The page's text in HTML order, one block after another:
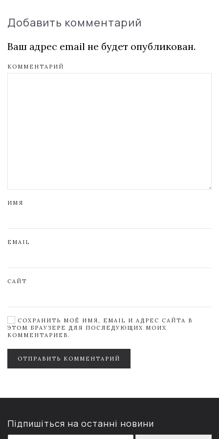
Добавить комментарий
Ваш адрес email не будет опубликован.
КОММЕНТАРИЙ
ИМЯ
EMAIL
САЙТ
СОХРАНИТЬ МОЁ ИМЯ, EMAIL И АДРЕС САЙТА В
ЭТОМ БРАУЗЕРЕ ДЛЯ ПОСЛЕДУЮЩИХ МОИХ
КОММЕНТАРИЕВ.
ОТПРАВИТЬ КОММЕНТАРИЙ
Підпишіться на останні новини